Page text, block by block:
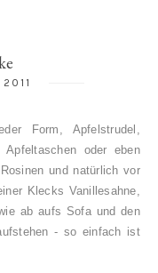
Form, Apfelstrudel,
Apfeltaschen oder eben
und natürlich vor
Klecks Vanillesahne,
ab aufs Sofa und den
- so einfach ist